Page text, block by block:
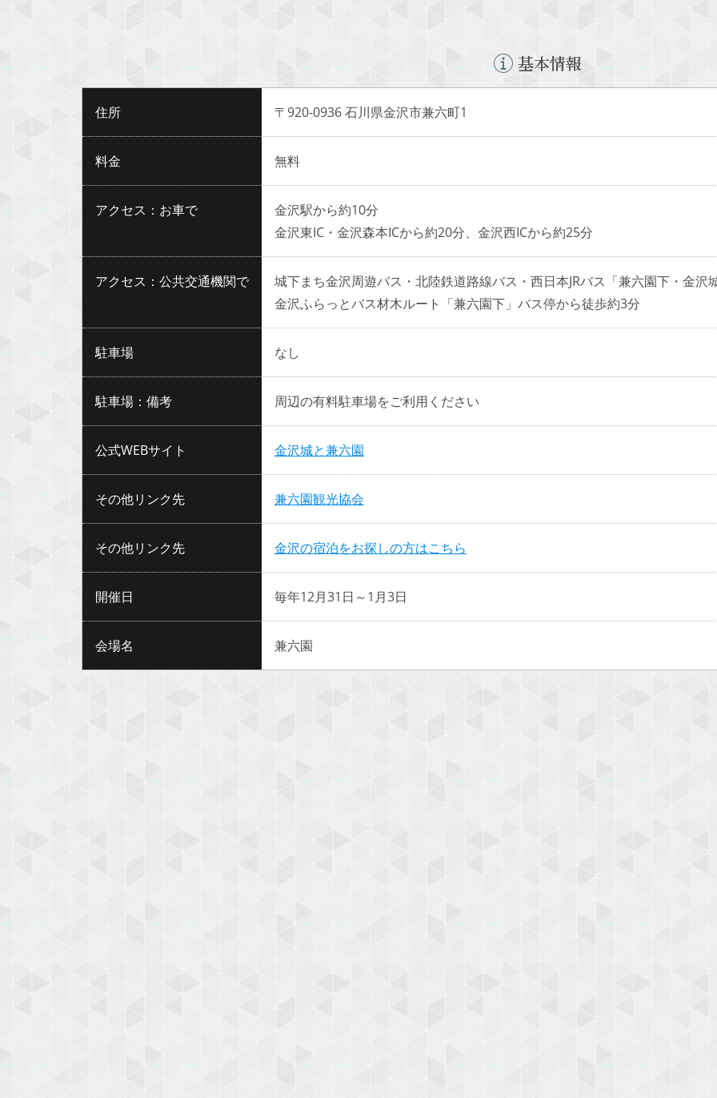
基本情報
住所 〒920-0936 石川県金沢市兼六町1
料金 無料
アクセス：お車で
金沢駅から約10分
金沢東IC・金沢森本ICから約20分、金沢西ICから約25分
アクセス：公共交通機関で
城下まち金沢周遊バス・北陸鉄道路線バス・西日本JRバス「兼六園下・金沢
金沢ふらっとバス材木ルート「兼六園下」バス停から徒歩約3分
駐車場 なし
駐車場：備考 周辺の有料駐車場をご利用ください
公式WEBサイト 金沢城と兼六園
その他リンク先 兼六園観光協会
その他リンク先 金沢の宿泊をお探しの方はこちら
開催日 毎年12月31日～1月3日
会場名 兼六園